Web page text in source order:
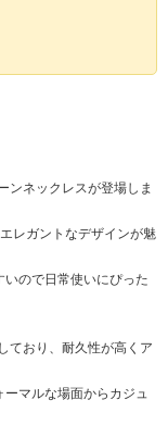
ンネックレスが登場しま
レガントなデザインが魅
ので日常使いにぴった
ており、耐久性が高くア
マルな場面からカジュ